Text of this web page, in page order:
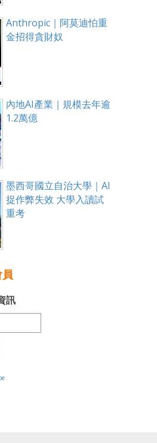
Anthropic｜阿莫迪怕重
金招得貪財奴
內地AI產業｜規模去年逾
1.2萬億
墨西哥國立自治大學｜AI
捉作弊失效 大學入讀試
重考
員
訊